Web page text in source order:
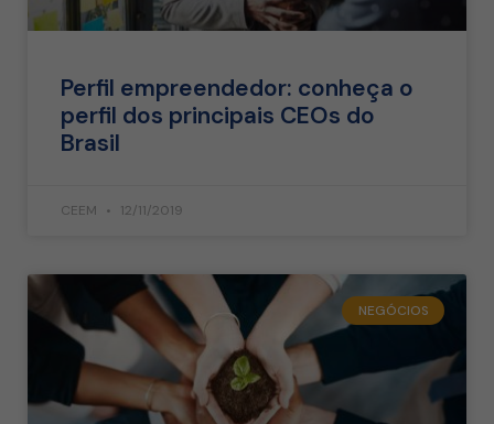
Perfil empreendedor: conheça o
perfil dos principais CEOs do
Brasil
CEEM 12/11/2019
NEGÓCIOS